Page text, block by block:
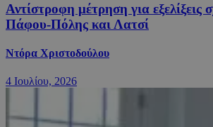
Αντίστροφη μέτρηση για εξελίξεις
Πάφου-Πόλης και Λατσί
Ντόρα Χριστοδούλου
4 Ιουλίου, 2026